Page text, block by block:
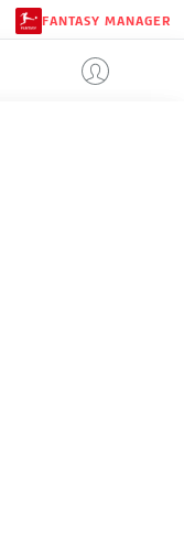
FANTASY MANAGER